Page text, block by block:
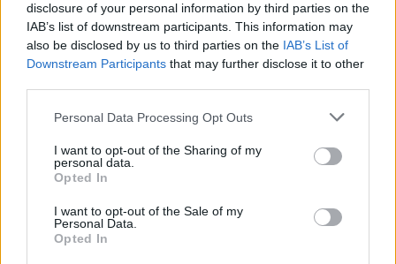
disclosure of your personal information by third parties on the
IAB’s list of downstream participants. This information may
also be disclosed by us to third parties on the IAB’s List of
Downstream Participants that may further disclose it to other
Personal Data Processing Opt Outs
I want to opt-out of the Sharing of my
personal data.
Opted In
I want to opt-out of the Sale of my
Personal Data.
Opted In
rodzaju skóry. Hipoalergiczny.
Krem Sudocrem do skóry podrażnionej.
Sudocrem wspomaga regenerację skóry, działa łagodząco i
ochronnie. Tworzy barierę zabezpieczającą skórę przed
drażniącymi czynnikami np. moczem w przypadku
odpieluszkowego odparzenia skóry. Specjalna hipoalergiczna
chroni i łagodzi zaczerwienioną i wrażliwą skórę. Sudocrem
jest również skuteczny w łagodzeniu innych stanów, w tym
Dobre mogą być też nasiadówki z rumianku. Zapraszam
parę saszetek rumianku w garnku i gdy lekko ostygnie